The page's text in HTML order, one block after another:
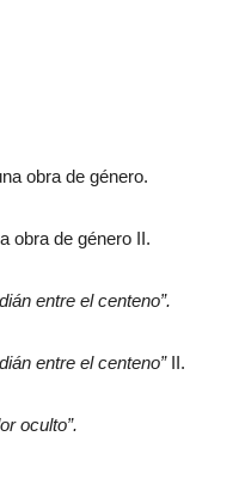
obra de género.
obra de género II.
entre el centeno”.
entre el centeno”II.
oculto”.